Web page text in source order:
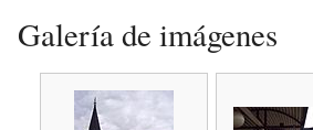
Galería de imágenes